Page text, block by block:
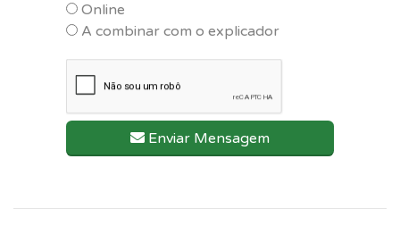
Online
A combinar com o explicador
Enviar Mensagem